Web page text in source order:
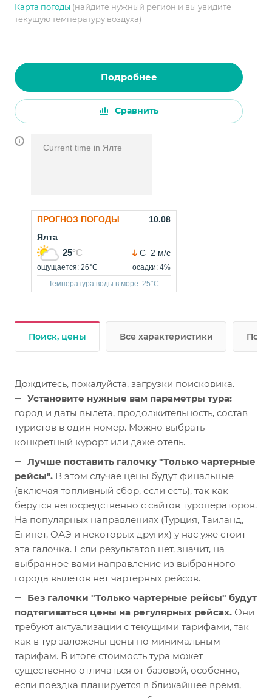
Карта погоды (найдите нужный регион и вы увидите
текущую температуру воздуха)
Подробнее
Сравнить
Current time in Ялте
Поиск, цены Все характеристики
Дождитесь, пожалуйста, загрузки поисковика.
Установите нужные вам параметры тура:
город и даты вылета, продолжительность, состав
туристов в один номер. Можно выбрать
конкретный курорт или даже отель.
Лучше поставить галочку "Только чартерные
рейсы". В этом случае цены будут финальные
(включая топливный сбор, если есть), так как
берутся непосредственно с сайтов туроператоров.
На популярных направлениях (Турция, Таиланд,
Египет, ОАЭ и некоторых других) у нас уже стоит
эта галочка. Если результатов нет, значит, на
выбранное вами направление из выбранного
города вылетов нет чартерных рейсов.
Без галочки "Только чартерные рейсы" будут
подтягиваться цены на регулярных рейсах. Они
требуют актуализации с текущими тарифами, так
как в тур заложены цены по минимальным
тарифам. В итоге стоимость тура может
существенно отличаться от базовой, особенно,
если поездка планируется в ближайшее время,